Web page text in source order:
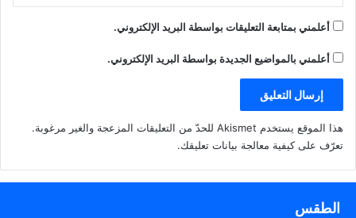
أعلمني بمتابعة التعليقات بواسطة البريد الإلكتروني.
أعلمني بالمواضيع الجديدة بواسطة البريد الإلكتروني.
هذا الموقع يستخدم Akismet للحدّ من التعليقات المزعجة والغير مرغوبة.
تعرّف على كيفية معالجة بيانات تعليقك.
الطقس